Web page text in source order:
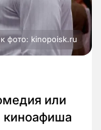
фото: kinopoisk.ru
или
киноафиша